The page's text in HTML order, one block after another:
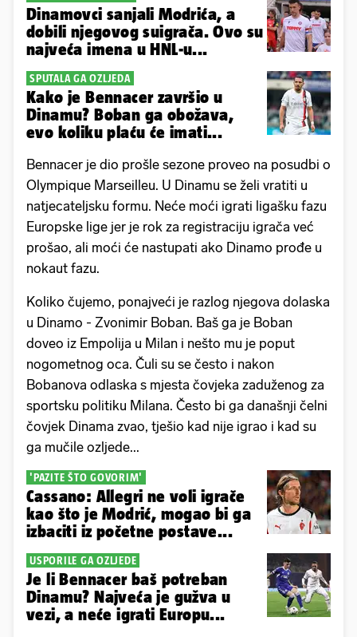
Dinamovci sanjali Modrića, a
dobili njegovog suigrača. Ovo su
najveća imena u HNL-u...
SPUTALA GA OZLJEDA
Kako je Bennacer završio u
Dinamu? Boban ga obožava,
evo koliku plaću će imati...
Bennacer je dio prošle sezone proveo na posudbi o
Olympique Marseilleu. U Dinamu se želi vratiti u
natjecateljsku formu. Neće moći igrati ligašku fazu
Europske lige jer je rok za registraciju igrača već
prošao, ali moći će nastupati ako Dinamo prođe u
nokaut fazu.
Koliko čujemo, ponajveći je razlog njegova dolaska
u Dinamo - Zvonimir Boban. Baš ga je Boban
doveo iz Empolija u Milan i nešto mu je poput
nogometnog oca. Čuli su se često i nakon
Bobanova odlaska s mjesta čovjeka zaduženog za
sportsku politiku Milana. Često bi ga današnji čelni
čovjek Dinama zvao, tješio kad nije igrao i kad su
ga mučile ozljede...
'PAZITE ŠTO GOVORIM'
Cassano: Allegri ne voli igrače
kao što je Modrić, mogao bi ga
izbaciti iz početne postave...
USPORILE GA OZLJEDE
Je li Bennacer baš potreban
Dinamu? Najveća je gužva u
vezi, a neće igrati Europu...